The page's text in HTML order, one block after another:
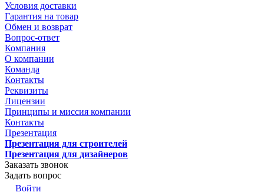
Условия доставки
Гарантия на товар
Обмен и возврат
Вопрос-ответ
Компания
О компании
Команда
Контакты
Реквизиты
Лицензии
Принципы и миссия компании
Контакты
Презентация
Презентация для строителей
Презентация для дизайнеров
Заказать звонок
Задать вопрос
Войти